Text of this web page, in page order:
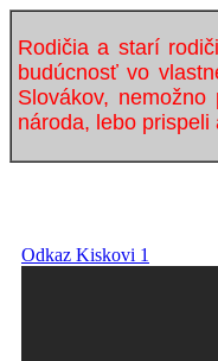
Rodičia a starí
budúcnosť vo
Slovákov,
národa, lebo
Odkaz Kiskovi 1